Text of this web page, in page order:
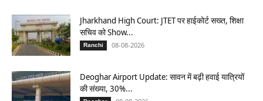
Jharkhand High Court: JTET पर हाईकोर्ट सख्त, शिक्षा
सचिव को Show...
Ranchi 08-08-2026
Deoghar Airport Update: सावन में बढ़ी हवाई यात्रियों
की संख्या, 30%...